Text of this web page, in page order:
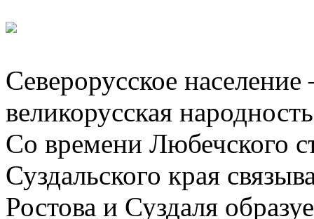
Северорусское
великорусская народность
Со времени Любечского
Суздальского края
Ростова и Суздаля